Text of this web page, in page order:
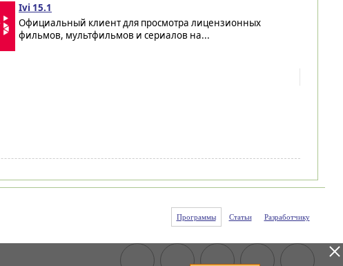
Ivi 15.1
Официальный клиент для просмотра лицензионных
фильмов, мультфильмов и сериалов на...
Программы Статьи Разработчику